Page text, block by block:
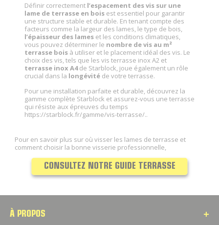
Définir correctement l’espacement des vis sur une
lame de terrasse en bois est essentiel pour garantir
une structure stable et durable. En tenant compte des
facteurs comme la largeur des lames, le type de bois,
l’épaisseur des lames et les conditions climatiques,
vous pouvez déterminer le nombre de vis au m²
terrasse bois à utiliser et le placement idéal des vis. Le
choix des vis, tels que les vis terrasse inox A2 et
terrasse inox A4de Starblock, joue également un rôle
crucial dans la longévité de votre terrasse.
Pour une installation parfaite et durable, découvrez la
gamme complète Starblock et assurez-vous une terrasse
qui résiste aux épreuves du temps
https://starblock.fr/gamme/vis-terrasse/..
Pour en savoir plus sur où visser les lames de terrasse et
comment choisir la bonne visserie professionnelle,
CONSULTEZ NOTRE GUIDE TERRASSE
À PROPOS